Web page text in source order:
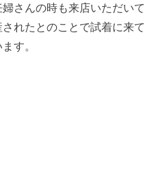
さんの時も来店いただいて
れたとのことで試着に来て
す。